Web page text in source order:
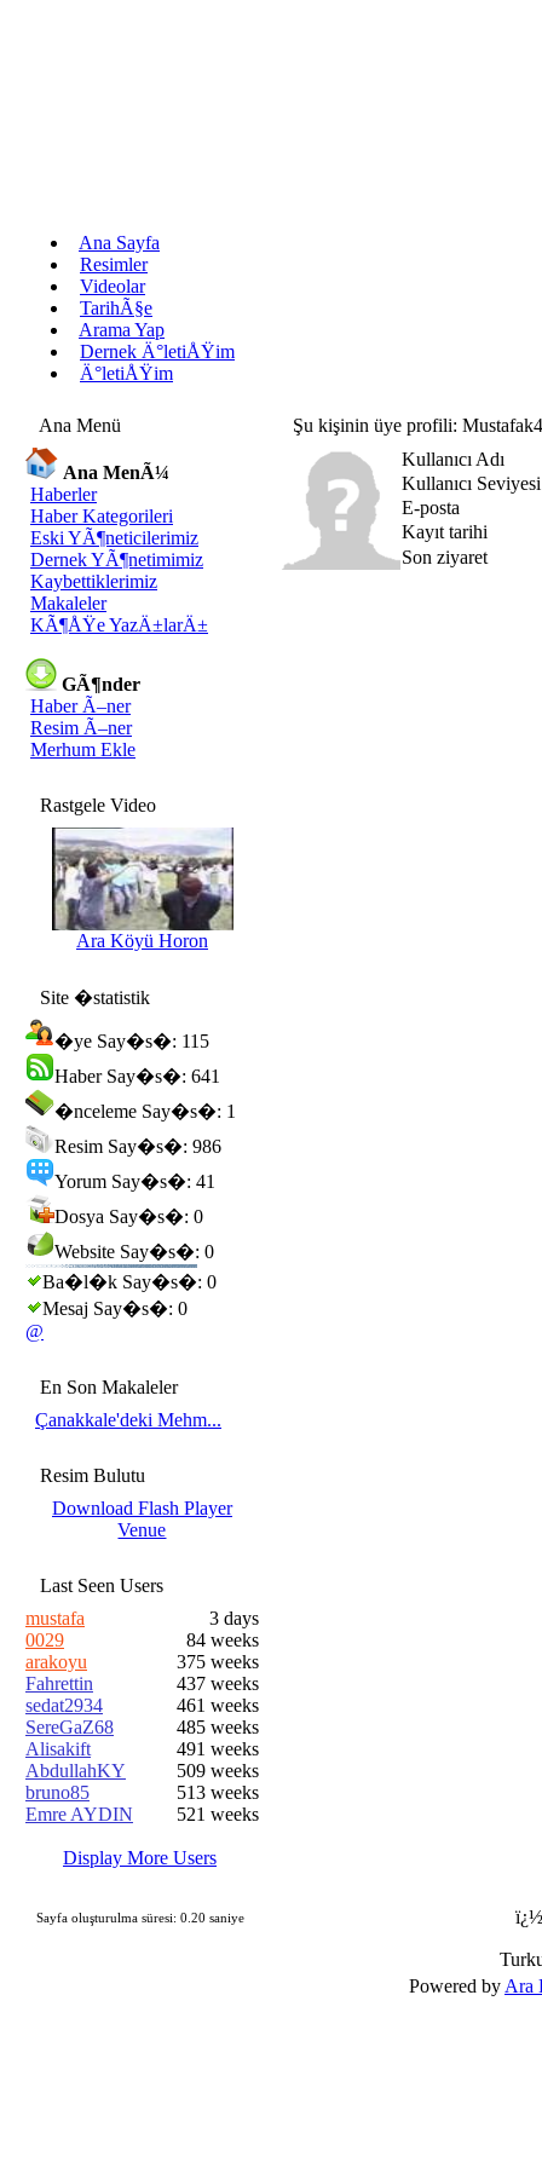
Ana Sayfa
Resimler
Videolar
TarihÃ§e
Arama Yap
Dernek Ä°letiÅŸim
Ä°letiÅŸim
Ana Menü
Ana MenÃ¼
Haberler
Haber Kategorileri
Eski YÃ¶neticilerimiz
Dernek YÃ¶netimimiz
Kaybettiklerimiz
Makaleler
KÃ¶ÅŸe YazÄ±larÄ±
GÃ¶nder
Haber Ã–ner
Resim Ã–ner
Merhum Ekle
Rastgele Video
Ara Köyü Horon
Site �statistik
�ye Say�s�: 115
Haber Say�s�: 641
�nceleme Say�s�: 1
Resim Say�s�: 986
Yorum Say�s�: 41
Dosya Say�s�: 0
Website Say�s�: 0
Ba�l�k Say�s�: 0
Mesaj Say�s�: 0
@
En Son Makaleler
Çanakkale'deki Mehm...
Resim Bulutu
Download Flash Player
Venue
Last Seen Users
mustafa
3 days
0029
84 weeks
arakoyu
375 weeks
Fahrettin
437 weeks
sedat2934
461 weeks
SereGaZ68
485 weeks
Alisakift
491 weeks
AbdullahKY
509 weeks
bruno85
513 weeks
Emre AYDIN
521 weeks
Display More Users
Şu kişinin üye profili:
Kullanıcı Adı
Kullanıcı Seviyesi
E-posta
Kayıt tarihi
Son ziyaret
Sayfa oluşturulma süresi: 0.20 saniye
Powered by